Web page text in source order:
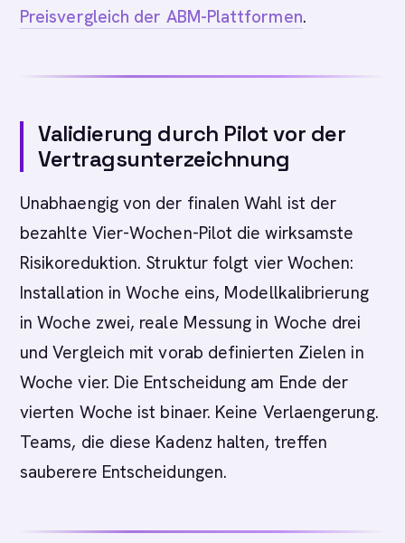
Preisvergleich der ABM-Plattformen.
Validierung durch Pilot vor der
Vertragsunterzeichnung
Unabhaengig von der finalen Wahl ist der
bezahlte Vier-Wochen-Pilot die wirksamste
Risikoreduktion. Struktur folgt vier Wochen:
Installation in Woche eins, Modellkalibrierung
in Woche zwei, reale Messung in Woche drei
und Vergleich mit vorab definierten Zielen in
Woche vier. Die Entscheidung am Ende der
vierten Woche ist binaer. Keine Verlaengerung.
Teams, die diese Kadenz halten, treffen
sauberere Entscheidungen.